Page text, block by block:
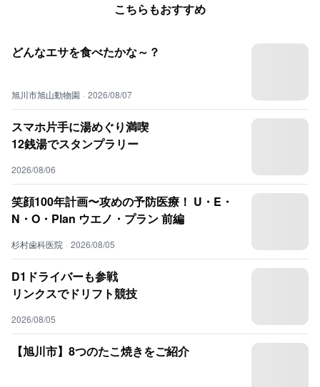
こちらもおすすめ
どんなエサを食べたかな～？
旭川市旭山動物園 · 2026/08/07
スマホ片手に湯めぐり満喫
12銭湯でスタンプラリー
2026/08/06
笑顔100年計画〜攻めの予防医療！ U・E・
N・O・Plan ウエノ・プラン 前編
杉村歯科医院 · 2026/08/05
D1ドライバーも参戦
リンクスでドリフト競技
2026/08/05
【旭川市】8つのたこ焼きをご紹介